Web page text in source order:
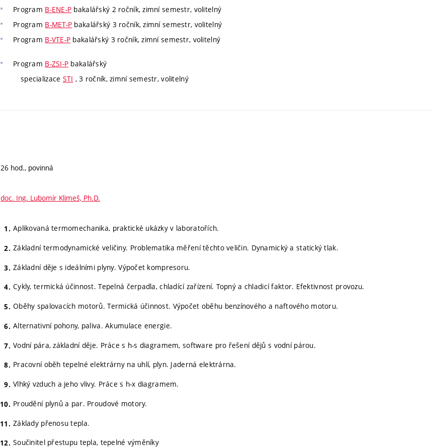
Program B-ENE-P bakalářský 2 ročník, zimní semestr, volitelný
Program B-MET-P bakalářský 3 ročník, zimní semestr, volitelný
Program B-VTE-P bakalářský 3 ročník, zimní semestr, volitelný
Program B-ZSI-P bakalářský
specializace STI , 3 ročník, zimní semestr, volitelný
26 hod., povinná
doc. Ing. Lubomír Klimeš, Ph.D.
Aplikovaná termomechanika, praktické ukázky v laboratořích.
Základní termodynamické veličiny. Problematika měření těchto veličin. Dynamický a statický tlak.
Základní děje s ideálními plyny. Výpočet kompresoru.
Cykly, termická účinnost. Tepelná čerpadla, chladící zařízení. Topný a chladicí faktor. Efektivnost provozu.
Oběhy spalovacích motorů. Termická účinnost. Výpočet oběhu benzínového a naftového motoru.
Alternativní pohony, paliva. Akumulace energie.
Vodní pára, základní děje. Práce s h-s diagramem, software pro řešení dějů s vodní párou.
Pracovní oběh tepelné elektrárny na uhlí, plyn. Jaderná elektrárna.
Vlhký vzduch a jeho vlivy. Práce s h-x diagramem.
Proudění plynů a par. Proudové motory.
Základy přenosu tepla.
Součinitel přestupu tepla, tepelné výměníky